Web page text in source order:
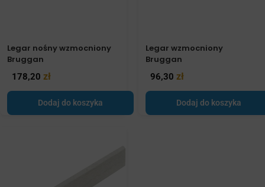
Legar nośny wzmocniony
Bruggan
178,20 zł
Dodaj do koszyka
Legar wzmocniony
Bruggan
96,30 zł
Dodaj do koszyka